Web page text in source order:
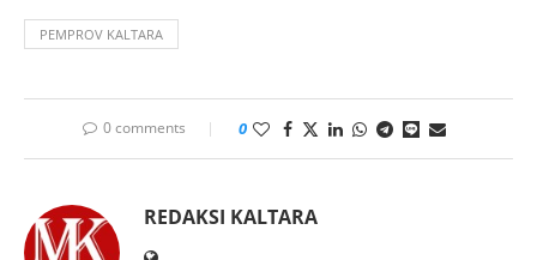
PEMPROV KALTARA
0 comments 0
REDAKSI KALTARA